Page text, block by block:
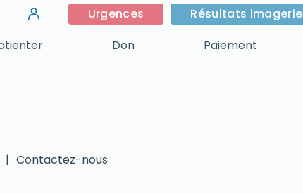
Urgences Résultats imagerie
Don Paiement
| Contactez-nous